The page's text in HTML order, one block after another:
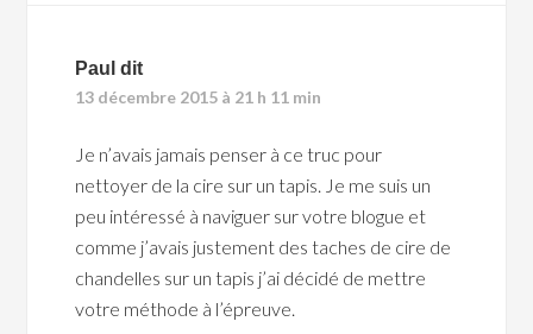
Paul dit
13 décembre 2015 à 21 h 11 min
Je n’avais jamais penser à ce truc pour
nettoyer de la cire sur un tapis. Je me suis un
peu intéressé à naviguer sur votre blogue et
comme j’avais justement des taches de cire de
chandelles sur un tapis j’ai décidé de mettre
votre méthode à l’épreuve.